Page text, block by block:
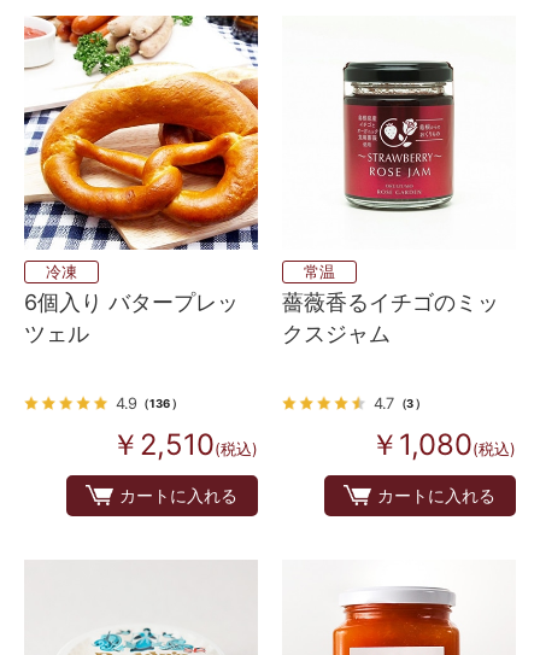
冷凍
6個入り バタープレッ
ツェル
4.9 （136）
￥2,510(税込)
カートに入れる
常温
薔薇香るイチゴのミッ
クスジャム
4.7 （3）
￥1,080(税込)
カートに入れる